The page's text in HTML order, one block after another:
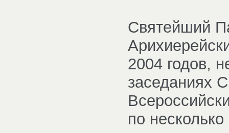
Святейший
2004 годов,
заседаниях
по